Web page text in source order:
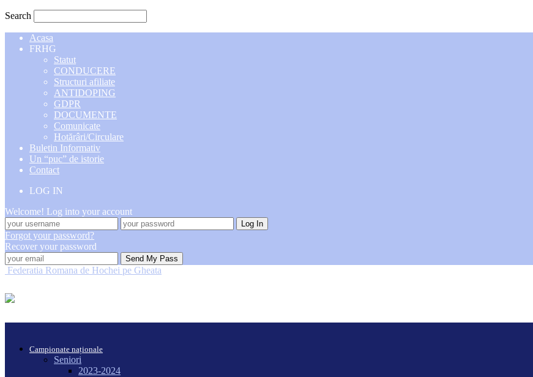
Search
Acasa
FRHG
Statut
CONDUCERE
Structuri afiliate
ANTIDOPING
GDPR
DOCUMENTE
Comunicate
Hotărâri/Circulare
Buletin Informativ
Un “puc” de istorie
Contact
LOG IN
Welcome! Log into your account
Forgot your password?
Recover your password
Federatia Romana de Hochei pe Gheata
Campionate naționale
Seniori
2023-2024